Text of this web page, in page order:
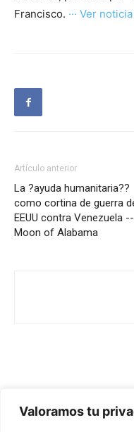
Valoramos tu
Francisco. ··· Ver noticia
Artículo anterior
La ?ayuda humanitaria??
como cortina de guerra
EEUU contra Venezuela --
Moon of Alabama
Redes Cristianas